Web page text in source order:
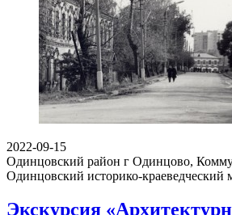
2022-09-15
Одинцовский район г Одинцово,
Одинцовский историко-краеведческий
Экскурсия